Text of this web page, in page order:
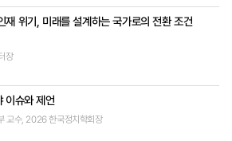
진입이다. 이는 단순히 인구 감소의 문제를 넘어 지
역사회의 존속과 국가의 지속가능성에 심각한 영향
을 뒷받침하고 지역 차원의 기술 역량을 강화하는
방향으로 발전해야 한다. 그러나 정책의 골든타임이
얼마 남지 않았다는 점이 가장 큰 과제이다. 다른 하
재 위기, 미래를 설계하는 국가로의 전환 조건
장
슈와 제언
교수, 2026 한국정치학회장